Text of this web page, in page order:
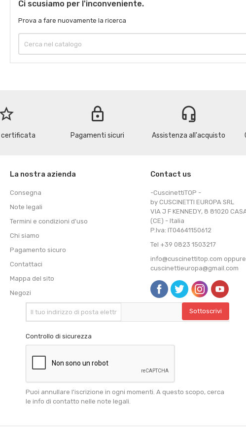
Ci scusiamo per l'inconveniente.
Prova a fare nuovamente la ricerca
certificata
lock
Pagamenti sicuri
headset_mic
Assistenza all'acquisto
La nostra azienda
Consegna
Note legali
Termini e condizioni d'uso
Chi siamo
Pagamento sicuro
Contattaci
Mappa del sito
Negozi
Contact us
-CuscinettiTOP -
by CUSCINETTI EUROPA SRL
VIA J F KENNEDY, 8 81020
(CE) - Italia
P.Iva: IT04641150612
Tel +39 0823 1503217
info@cuscinettitop.com oppure
cuscinettieuropa@gmail.com
Controllo di sicurezza
Puoi annullare l'iscrizione in ogni momenti. A questo scopo, cerca
le info di contatto nelle note legali.